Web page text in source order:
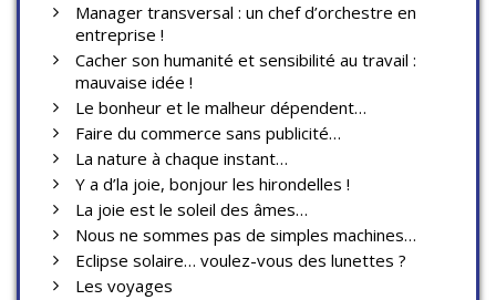
Manager transversal : un chef d’orchestre en
entreprise !
Cacher son humanité et sensibilité au travail :
mauvaise idée !
Le bonheur et le malheur dépendent…
Faire du commerce sans publicité…
La nature à chaque instant…
Y a d’la joie, bonjour les hirondelles !
La joie est le soleil des âmes…
Nous ne sommes pas de simples machines…
Eclipse solaire… voulez-vous des lunettes ?
Les voyages